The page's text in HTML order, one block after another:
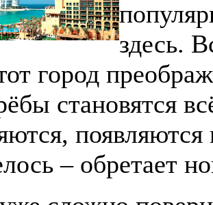
здесь.
город
становятся
– обретает